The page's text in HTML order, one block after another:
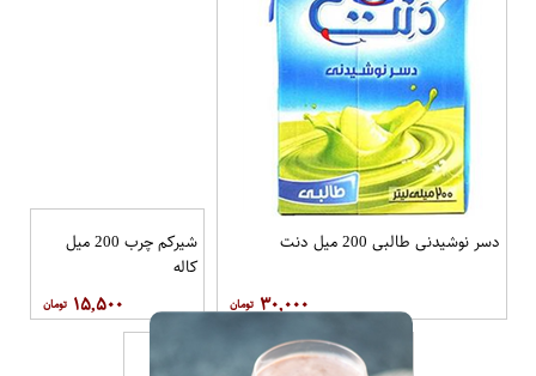
دسر نوشیدنی طالبی 200 میل دنت
۳۰,۰۰۰
شیرکم چرب 200 میل
کاله
۱۵,۵۰۰